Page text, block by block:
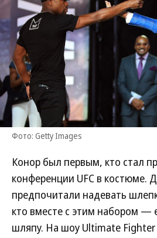
Фото: Getty Images
Конор был первым, кто стал
конференции UFC в костюме.
предпочитали надевать
кто вместе с этим набором —
шляпу. На шоу Ultimate Fighter